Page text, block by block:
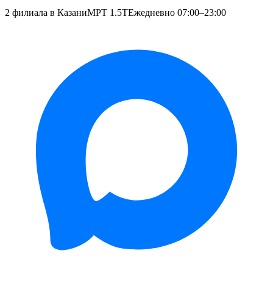
2 филиала в КазаниМРТ 1.5TЕжедневно 07:00–23:00